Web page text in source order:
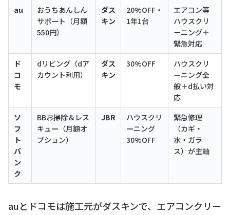
au
おうちあんしん
サポート（月額
550円）
ダス
キン
20%OFF・
1年1台
エアコン等
ハウスクリ
ーニング＋
緊急対応
ド
コ
モ
dリビング（dア
カウント利用）
ダス
キン
30%OFF
ハウスクリ
ーニング全
般＋d払い対
応
ソ
フ
ト
バ
ン
ク
BBお掃除＆レス
キュー（月額オ
プション）
JBR
ハウスクリ
ーニング
30%OFF
緊急修理
（カギ・
水・ガラ
ス）が主軸
auとドコモは施工元がダスキンで、エアコンクリー